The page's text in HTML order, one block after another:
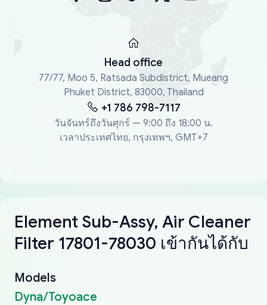
Head office
77/77, Moo 5, Ratsada Subdistrict, Mueang
Phuket District, 83000, Thailand
+1 786 798-7117
วันจันทร์ถึงวันศุกร์ — 9:00 ถึง 18:00 น.
เวลาประเทศไทย, กรุงเทพฯ, GMT+7
Element Sub-Assy, Air Cleaner
Filter 17801-78030 เข้ากันได้กับ
Models
Dyna/Toyoace